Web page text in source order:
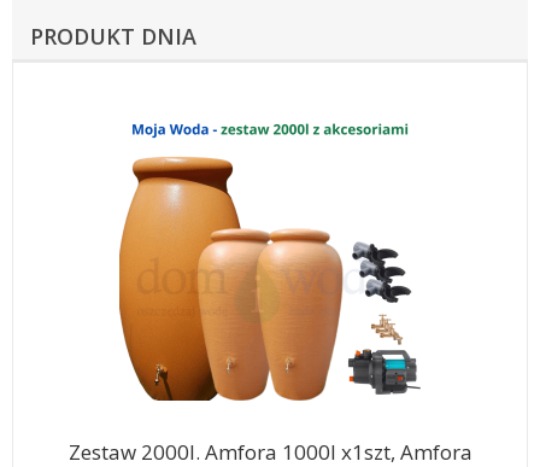
PRODUKT DNIA
Zestaw 2000l. Amfora 1000l x1szt, Amfora